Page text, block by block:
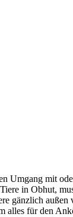
mit
in Obhut,
für den